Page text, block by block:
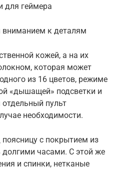
для геймера
вниманием к деталям
кожей, а на их
которая может
из 16 цветов, режиме
«дышащей» подсветки и
пульт
необходимости.
поясницу с покрытием из
часами. С этой же
и спинки, нетканые